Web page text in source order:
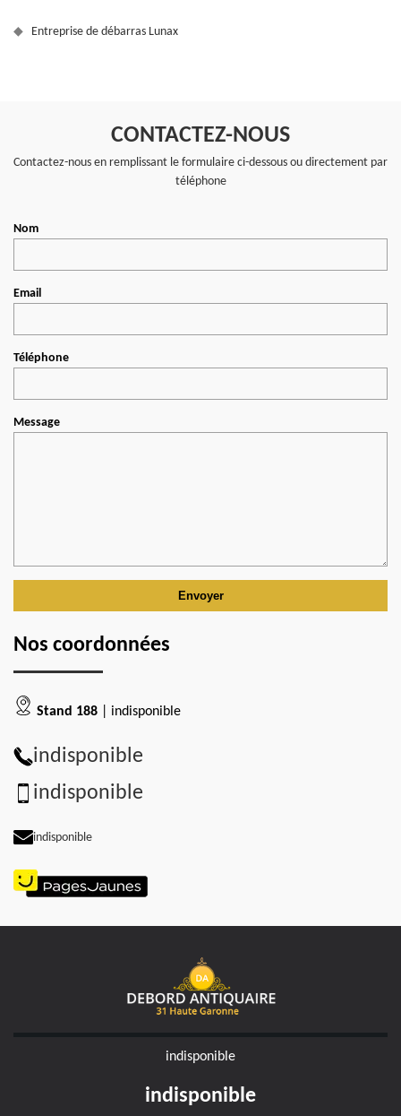
Entreprise de débarras Lunax
CONTACTEZ-NOUS
Contactez-nous en remplissant le formulaire ci-dessous ou directement par
téléphone
Nom
Email
Téléphone
Message
Nos coordonnées
Stand 188 | indisponible
indisponible
indisponible
indisponible
indisponible
indisponible